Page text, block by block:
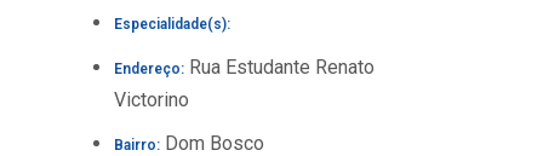
Especialidade(s):
Endereço: Rua Estudante Renato
Victorino
Bairro: Dom Bosco